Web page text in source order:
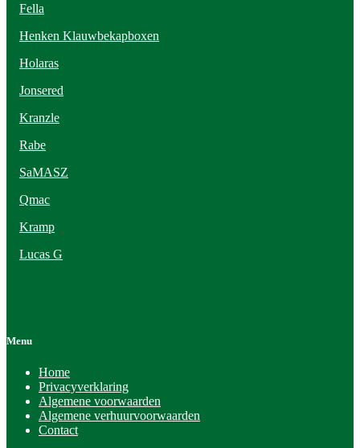
Fella
Henken Klauwbekapboxen
Holaras
Jonsered
Kranzle
Rabe
SaMASZ
Qmac
Kramp
Lucas G
Menu
Home
Privacyverklaring
Algemene voorwaarden
Algemene verhuurvoorwaarden
Contact